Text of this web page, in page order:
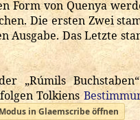
Form von Quenya
Die ersten Zwei
Ausgabe. Das Letzte
„Rúmils
Tolkiens
Modus in Glaemscribe öffnen